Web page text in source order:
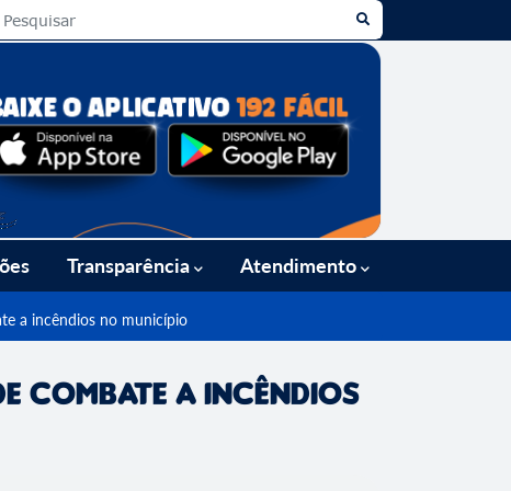
Transparência Atendimento
a incêndios no município
combate a incêndios